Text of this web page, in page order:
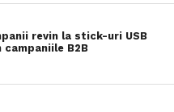
revin la stick-uri USB
B2B